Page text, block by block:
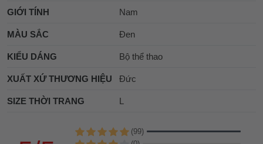
GIỚI TÍNH Nam
MÀU SẮC Đen
KIỂU DÁNG Bộ thể thao
XUẤT XỨ THƯƠNG HIỆU Đức
SIZE THỜI TRANG L
(99)